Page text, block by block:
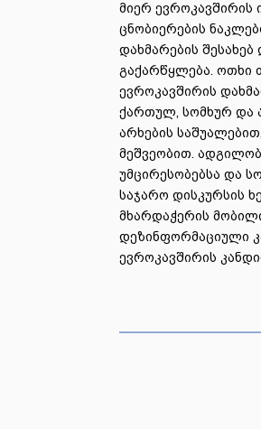
მიერ ევროკავშირის
ცნობიერების
დახმარების
გაქარწყლება. ოთხი
ევროკავშირის
ქართულ, სომხურ და
არხების
მეშვეობით.
უმცირესობებსა და
საჯარო დისკურსის
მხარდაჭერის
დეზინფორმაციული
ევროკავშირის